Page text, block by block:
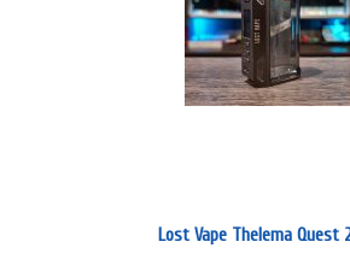
Lost Vape Thelema Quest